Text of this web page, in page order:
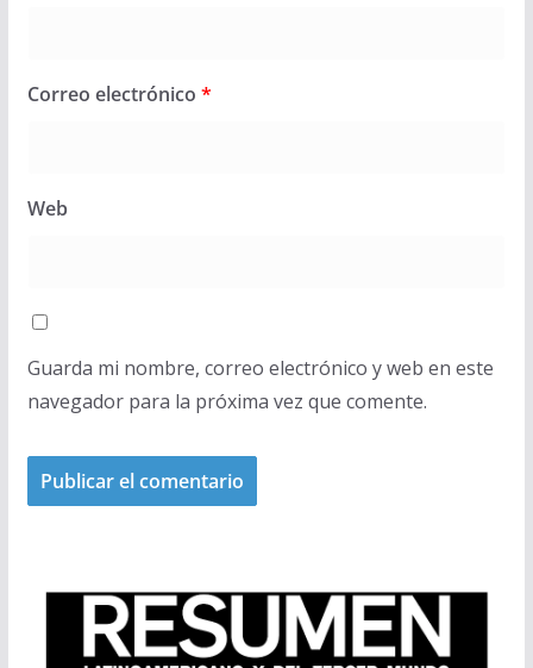
Correo electrónico *
Web
Guarda mi nombre, correo electrónico y web en este
navegador para la próxima vez que comente.